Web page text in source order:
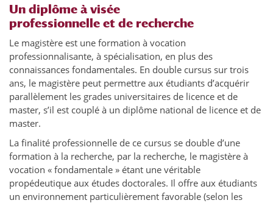
Un diplôme à visée
professionnelle et de recherche
Le magistère est une formation à vocation
professionnalisante, à spécialisation, en plus des
connaissances fondamentales. En double cursus sur trois
ans, le magistère peut permettre aux étudiants d’acquérir
parallèlement les grades universitaires de licence et de
master, s’il est couplé à un diplôme national de licence et de
master.
La finalité professionnelle de ce cursus se double d’une
formation à la recherche, par la recherche, le magistère à
vocation « fondamentale » étant une véritable
propédeutique aux études doctorales. Il offre aux étudiants
un environnement particulièrement favorable (selon les